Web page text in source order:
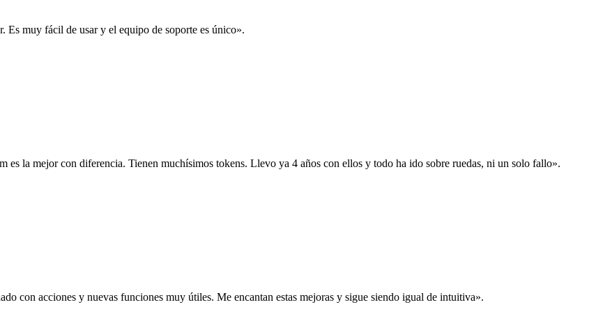
Es muy fácil de usar y el equipo de soporte es único».
la mejor con diferencia. Tienen muchísimos tokens. Llevo ya 4 años con ellos y todo ha ido sobre ruedas, ni un solo fallo».
con acciones y nuevas funciones muy útiles. Me encantan estas mejoras y sigue siendo igual de intuitiva».